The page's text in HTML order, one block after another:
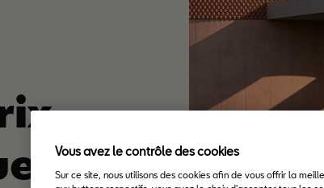
Vous avez le contrôle des cookies
Sur ce site, nous utilisons des cookies afin de vous offrir la